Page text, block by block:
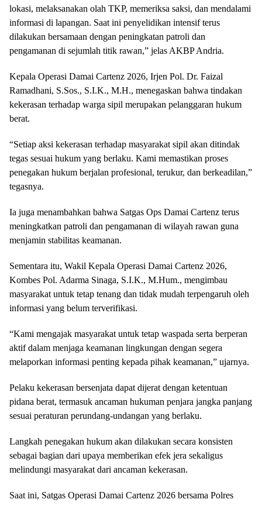
lokasi, melaksanakan olah TKP, memeriksa saksi, dan mendalami
informasi di lapangan. Saat ini penyelidikan intensif terus
dilakukan bersamaan dengan peningkatan patroli dan
pengamanan di sejumlah titik rawan,” jelas AKBP Andria.
Kepala Operasi Damai Cartenz 2026, Irjen Pol. Dr. Faizal
Ramadhani, S.Sos., S.I.K., M.H., menegaskan bahwa tindakan
kekerasan terhadap warga sipil merupakan pelanggaran hukum
berat.
“Setiap aksi kekerasan terhadap masyarakat sipil akan ditindak
tegas sesuai hukum yang berlaku. Kami memastikan proses
penegakan hukum berjalan profesional, terukur, dan berkeadilan,”
tegasnya.
Ia juga menambahkan bahwa Satgas Ops Damai Cartenz terus
meningkatkan patroli dan pengamanan di wilayah rawan guna
menjamin stabilitas keamanan.
Sementara itu, Wakil Kepala Operasi Damai Cartenz 2026,
Kombes Pol. Adarma Sinaga, S.I.K., M.Hum., mengimbau
masyarakat untuk tetap tenang dan tidak mudah terpengaruh oleh
informasi yang belum terverifikasi.
“Kami mengajak masyarakat untuk tetap waspada serta berperan
aktif dalam menjaga keamanan lingkungan dengan segera
melaporkan informasi penting kepada pihak keamanan,” ujarnya.
Pelaku kekerasan bersenjata dapat dijerat dengan ketentuan
pidana berat, termasuk ancaman hukuman penjara jangka panjang
sesuai peraturan perundang-undangan yang berlaku.
Langkah penegakan hukum akan dilakukan secara konsisten
sebagai bagian dari upaya memberikan efek jera sekaligus
melindungi masyarakat dari ancaman kekerasan.
Saat ini, Satgas Operasi Damai Cartenz 2026 bersama Polres